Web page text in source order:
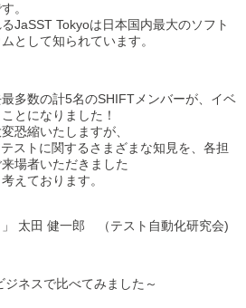
。
JaSST Tokyoは日本国内最大のソフト
として知られています。
多数の計5名のSHIFTメンバーが、イベ
とになりました！
恐縮いたしますが、
ストに関するさまざまな知見を、各担
場者いただきました
えております。
」 太田 健一郎 （テスト自動化研究会)
ネスで比べてみました～